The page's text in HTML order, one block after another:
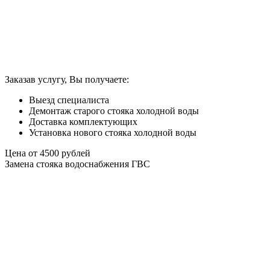
Заказав услугу, Вы получаете:
Выезд специалиста
Демонтаж старого стояка холодной воды
Доставка комплектующих
Установка нового стояка холодной воды
Цена от 4500 рублей
Замена стояка водоснабжения ГВС